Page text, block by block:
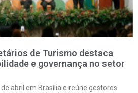
de Turismo destaca
e governança no setor
abril em Brasília e reúne gestores